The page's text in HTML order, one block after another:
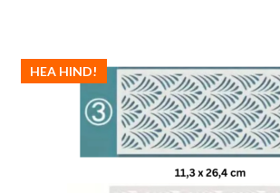
HEA HIND!